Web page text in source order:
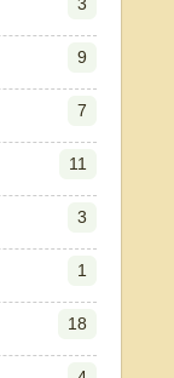
9
7
11
3
1
18